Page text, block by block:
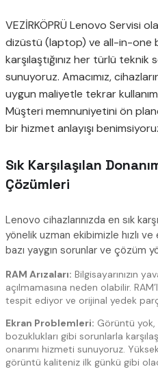
VEZİRKÖPRÜ Lenovo Servisi
dizüstü (laptop) ve all-in-one
karşılaştığınız her türlü
sunuyoruz. Amacımız,
uygun maliyetle tekrar
Müşteri memnuniyetini ön
bir hizmet anlayışı
Sık Karşılaşılan
Çözümleri
Lenovo cihazlarınızda en sık
yönelik uzman ekibimizle hızlı
bazı yaygın sorunlar ve çözüm
RAM Arızaları: Bilgisayarınızın
açılmamasına neden olabilir.
tespit ediyor ve orijinal yedek
Ekran Problemleri: Görüntü yok,
bozuklukları gibi sorunlarla
onarımı hizmeti sunuyoruz.
görüntü kaliteniz ilk günkü gibi